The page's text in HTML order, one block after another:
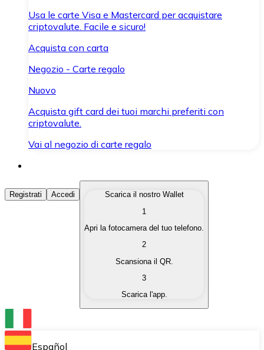
Usa le carte Visa e Mastercard per acquistare
criptovalute. Facile e sicuro!
Acquista con carta
Negozio - Carte regalo
Nuovo
Acquista gift card dei tuoi marchi preferiti con
criptovalute.
Vai al negozio di carte regalo
Acquista Criptovalute
Acquista le criptovalute che ti interessano in modo
Converti le tue criptovalute in valuta fiat quando ne
Scambia una criptovaluta con un'altra
Conserva le tue cripto in un Wallet self-custodial.
Registrati Accedi
Scarica il nostro Wallet
1
Apri la fotocamera del tuo telefono.
2
Scansiona il QR.
3
Scarica l'app.
Español